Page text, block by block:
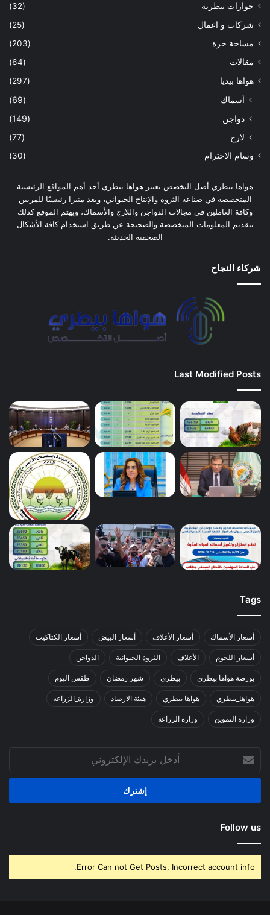
حوارات بيطرية
(32)
شركات و اعمال
(25)
مساحة حرة
(203)
مقالات
(64)
هواها بيديا
(297)
أسماك
(69)
دواجن
(149)
لارج
(77)
وسام الاحترام (30)
هواها بيطري أصل التخصص يعتبر هواها بيطري أحد أهم المواقع الرئيسية
المتخصصة في صناعة الثروة والإنتاج الحيواني، ويعد منبرا رئيسيًا للمربين
وكافة العاملين في مجالات الدواجن واللارج والأسماك، ويهتم الموقع كذلك
بتقديم المعلومات المتخصصة والصحيحة عن طريق استخدام كافة الأشكال
الصحفية الحديثة.
شركاء النجاح
Last Modified Posts
Tags
أسعار الأسماك أسعار الأعلاف أسعار البيض أسعار الكتاكيت
أسعار اللحوم الأعلاف الثروة الحيوانية الدواجن
بورصة هواها بيطري بيطري شهر رمضان طقس اليوم
هواها_بيطري هواها بيطري هيئة الارصاد وزارة_الزراعه
وزارة التموين وزارة الزراعة
بريدك
الإلكتروني
Follow us
Error Can not Get Posts, Incorrect account info.